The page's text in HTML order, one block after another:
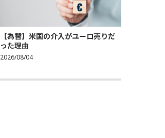
【為替】米国の介入がユーロ売りだ
った理由
2026/08/04